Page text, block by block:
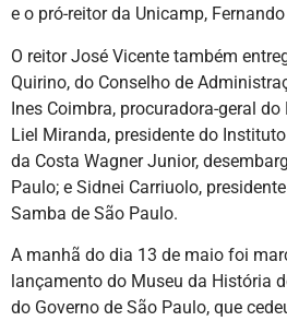
e o pró-reitor da Unicamp,
O reitor José Vicente também
Quirino, do Conselho de
Ines Coimbra, procuradora-geral
Liel Miranda, presidente do
da Costa Wagner Junior,
Paulo; e Sidnei Carriuolo,
Samba de São Paulo.
A manhã do dia 13 de maio foi
lançamento do Museu da História
do Governo de São Paulo, que